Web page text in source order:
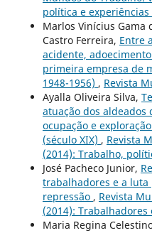
política e
Marlos Vinícius Gama
Castro Ferreira, Entre
acidente,
primeira empresa de
1948-1956) , Revista
Ayalla Oliveira Silva,
atuação dos aldeados
ocupação e
(século XIX) , Revista
(2014): Trabalho,
José Pacheco Junior,
trabalhadores e a
repressão , Revista
(2014):
Maria Regina